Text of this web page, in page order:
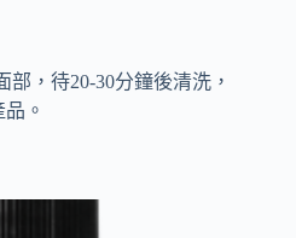
，待20-30分鐘後清洗，
。